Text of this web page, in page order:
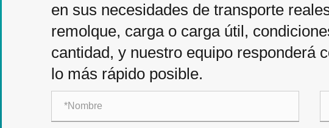
en sus necesidades de transporte
remolque, carga o carga útil,
cantidad, y nuestro equipo responderá
lo más rápido posible.